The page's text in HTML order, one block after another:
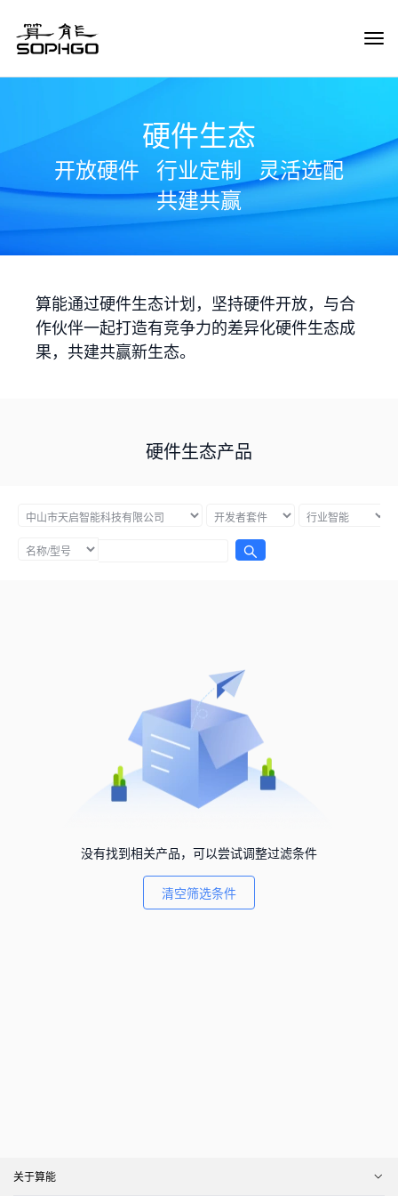
硬件生态
开放硬件 行业定制
灵活选配
共建共赢
算能通过硬件生态计划，坚持硬件开放，与合
作伙伴一起打造有竞争力的差异化硬件生态成
果，共建共赢新生态。
硬件生态产品
没有找到相关产品，可以尝试调整过滤条件
清空筛选条件
关于算能